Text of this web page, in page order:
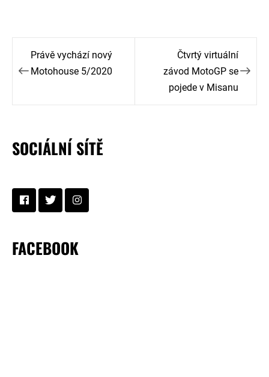
Navigace
pro
Právě vychází nový
Motohouse 5/2020
Čtvrtý virtuální
závod MotoGP se
pojede v Misanu
SOCIÁLNÍ SÍTĚ
FACEBOOK